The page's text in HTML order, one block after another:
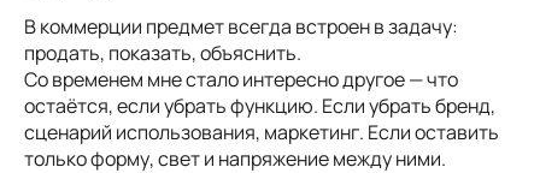
В коммерции предмет всегда встроен в задачу:
продать, показать, объяснить.
Со временем мне стало интересно другое — что
остаётся, если убрать функцию. Если убрать бренд,
сценарий использования, маркетинг. Если оставить
только форму, свет и напряжение между ними.